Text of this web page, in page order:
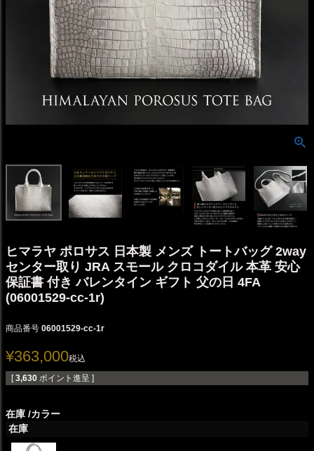
ヒマラヤ ポロサス 日本製 メンズ トートバッグ 2way
センター取り JRA スモール クロコダイル 本革 安心
保証書 付き バレンタイン ギフト 父の日 4FA
(06001529-cc-1r)
商品番号 06001529-cc-1r
¥363,000税込
[ 3,630 ポイント進呈 ]
在庫 カラー
在庫